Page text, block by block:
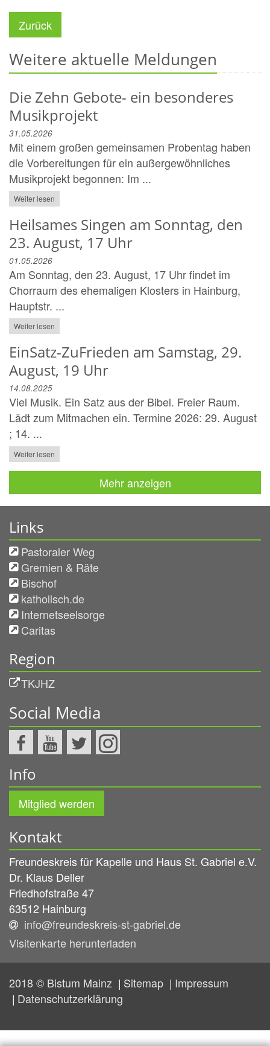
Zurück
Weitere aktuelle Meldungen
Die Zehn Gebote- ein besonderes
Musikprojekt
31.05.2026
Mit einem großen gemeinsamen Probentag haben
die Vorbereitungen für ein außergewöhnliches
Musikprojekt begonnen: Im ...
Weiter lesen
Heilsames Singen am Sonntag, den
23. August, 17 Uhr
01.05.2026
Am Sonntag, den 23. August, 17 Uhr findet im
Chorraum des ehemaligen Klosters in Hainburg,
Hauptstr. ...
Weiter lesen
EinSatz-ZuFrieden am Samstag, 29.
August, 19 Uhr
14.08.2025
Viel Musik. Ein Satz aus der Bibel. Freier Raum.
Lädt zum Mitmachen ein. Termine 2026: 29. August
; 14. ...
Weiter lesen
Mehr anzeigen
Links
Pastoraler Weg
Gremien & Räte
Bischof
katholisch.de
Internetseelsorge
Caritas
Region
TKJHZ
Social Media
Info
Mitglied werden
Kontakt
Freundeskreis für Kapelle und Haus St. Gabriel e.V.
Dr. Klaus Deller
Friedhofstraße 47
63512 Hainburg
info@freundeskreis-st-gabriel.de
Visitenkarte herunterladen
2018 © Bistum Mainz Sitemap
Impressum
Datenschutzerklärung